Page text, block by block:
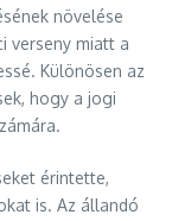
növelése
verseny miatt a
Különösen az
hogy a jogi
érintette,
is. Az állandó